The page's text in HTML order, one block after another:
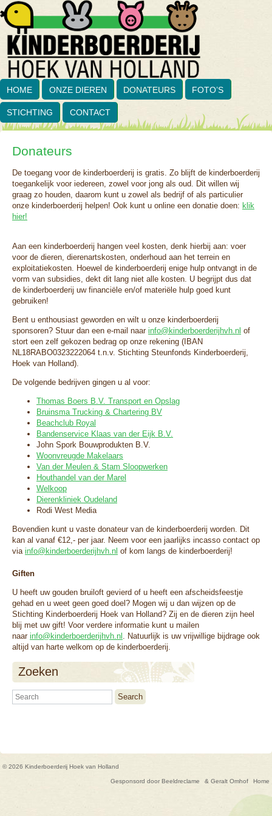
HOME ONZE DIEREN DONATEURS FOTO’S
STICHTING CONTACT
Donateurs
De toegang voor de kinderboerderij is gratis. Zo blijft de kinderboerderij
toegankelijk voor iedereen, zowel voor jong als oud. Dit willen wij
graag zo houden, daarom kunt u zowel als bedrijf of als particulier
onze kinderboerderij helpen! Ook kunt u online een donatie doen: klik
hier!
Aan een kinderboerderij hangen veel kosten, denk hierbij aan: voer
voor de dieren, dierenartskosten, onderhoud aan het terrein en
exploitatiekosten. Hoewel de kinderboerderij enige hulp ontvangt in de
vorm van subsidies, dekt dit lang niet alle kosten. U begrijpt dus dat
de kinderboerderij uw financiële en/of materiële hulp goed kunt
gebruiken!
Bent u enthousiast geworden en wilt u onze kinderboerderij
sponsoren? Stuur dan een e-mail naar info@kinderboerderijhvh.nl of
stort een zelf gekozen bedrag op onze rekening (IBAN
NL18RABO0323222064 t.n.v. Stichting Steunfonds Kinderboerderij,
Hoek van Holland).
De volgende bedrijven gingen u al voor:
Thomas Boers B.V. Transport en Opslag
Bruinsma Trucking & Chartering BV
Beachclub Royal
Bandenservice Klaas van der Eijk B.V.
John Spork Bouwprodukten B.V.
Woonvreugde Makelaars
Van der Meulen & Stam Sloopwerken
Houthandel van der Marel
Welkoop
Dierenkliniek Oudeland
Rodi West Media
Bovendien kunt u vaste donateur van de kinderboerderij worden. Dit
kan al vanaf €12,- per jaar. Neem voor een jaarlijks incasso contact op
via info@kinderboerderijhvh.nl of kom langs de kinderboerderij!
Giften
U heeft uw gouden bruiloft gevierd of u heeft een afscheidsfeestje
gehad en u weet geen goed doel? Mogen wij u dan wijzen op de
Stichting Kinderboerderij Hoek van Holland? Zij en de dieren zijn heel
blij met uw gift! Voor verdere informatie kunt u mailen
naar info@kinderboerderijhvh.nl . Natuurlijk is uw vrijwillige bijdrage ook
altijd van harte welkom op de kinderboerderij.
Zoeken
Search
© 2026 Kinderboerderij Hoek van Holland
Home
& Geralt Omhof
Gesponsord door Beeldreclame